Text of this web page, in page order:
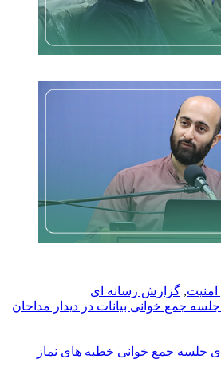
, گزارش رسانه ای
جمع خوانی بیانات در دیدار مداحان
جلسه جمع خوانی خطبه های نماز